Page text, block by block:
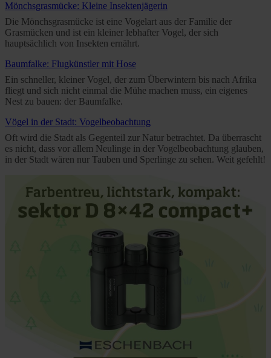
Mönchsgrasmücke: Kleine Insektenjägerin
Die Mönchsgrasmücke ist eine Vogelart aus der Familie der
Grasmücken und ist ein kleiner lebhafter Vogel, der sich
hauptsächlich von Insekten ernährt.
Baumfalke: Flugkünstler mit Hose
Ein schneller, kleiner Vogel, der zum Überwintern bis nach Afrika
fliegt und sich nicht einmal die Mühe machen muss, ein eigenes
Nest zu bauen: der Baumfalke.
Vögel in der Stadt: Vogelbeobachtung
Oft wird die Stadt als Gegenteil zur Natur betrachtet. Da überrascht
es nicht, dass vor allem Neulinge in der Vogelbeobachtung glauben,
in der Stadt wären nur Tauben und Sperlinge zu sehen. Weit gefehlt!